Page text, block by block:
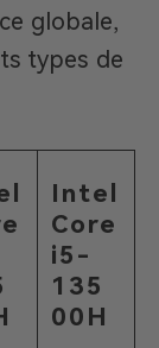
globale,
types de
Intel
Core
i5-
135
00H